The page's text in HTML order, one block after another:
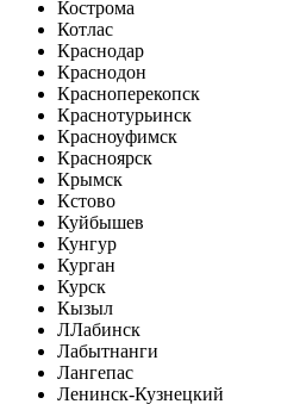
Кострома
Котлас
Краснодар
Краснодон
Красноперекопск
Краснотурьинск
Красноуфимск
Красноярск
Крымск
Кстово
Куйбышев
Кунгур
Курган
Курск
Кызыл
ЛЛабинск
Лабытнанги
Лангепас
Ленинск-Кузнецкий